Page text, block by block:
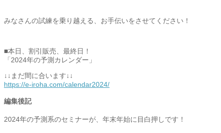
みなさんの試練を乗り越える、お手伝いをさせてください！
■本日、割引販売、最終日！
「2024年の予測カレンダー」
↓↓まだ間に合います↓↓
https://e-iroha.com/calendar2024/
編集後記
2024年の予測系のセミナーが、年末年始に目白押しです！